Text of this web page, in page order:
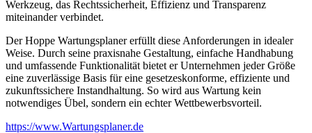
Werkzeug, das Rechtssicherheit, Effizienz und Transparenz
miteinander verbindet.
Der Hoppe Wartungsplaner erfüllt diese Anforderungen in idealer
Weise. Durch seine praxisnahe Gestaltung, einfache Handhabung
und umfassende Funktionalität bietet er Unternehmen jeder Größe
eine zuverlässige Basis für eine gesetzeskonforme, effiziente und
zukunftssichere Instandhaltung. So wird aus Wartung kein
notwendiges Übel, sondern ein echter Wettbewerbsvorteil.
https://www.Wartungsplaner.de